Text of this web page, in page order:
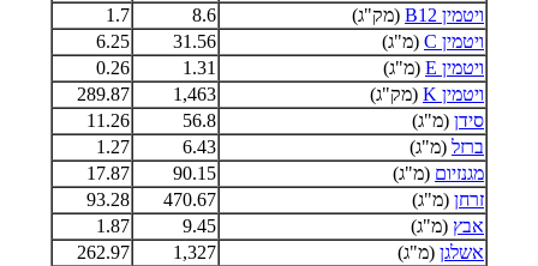
ויטמין B12
(מק"ג) 8.6
1.7
ויטמין C
(מ"ג) 31.56
6.25
ויטמין E
(מ"ג) 1.31
0.26
ויטמין K
(מק"ג) 1,463
289.87
סידן (מ"ג) 56.8
11.26
ברזל (מ"ג) 6.43
1.27
מגנזיום (מ"ג) 90.15
17.87
זרחן (מ"ג) 470.67
93.28
אבץ (מ"ג) 9.45
1.87
אשלגן (מ"ג) 1,327
262.97